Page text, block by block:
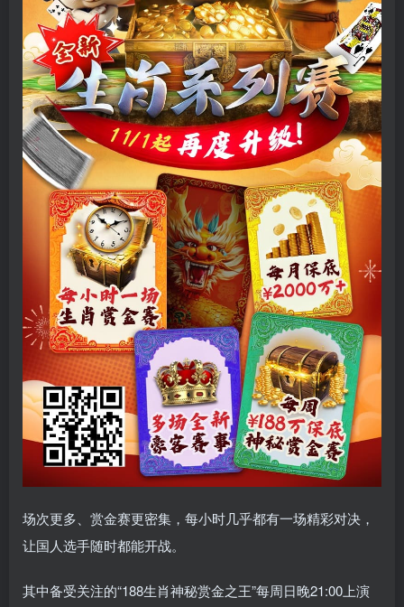
场次更多、赏金赛更密集，每小时几乎都有一场精彩对决，
让国人选手随时都能开战。
其中备受关注的“188生肖神秘赏金之王”每周日晚21:00上演